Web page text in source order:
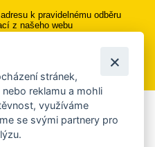
k pravidelnému odběru
z našeho webu
k odběru
rozhlas
či mailu upozornění na
stránek,
reklamu a mohli
využíváme
se svými partnery pro